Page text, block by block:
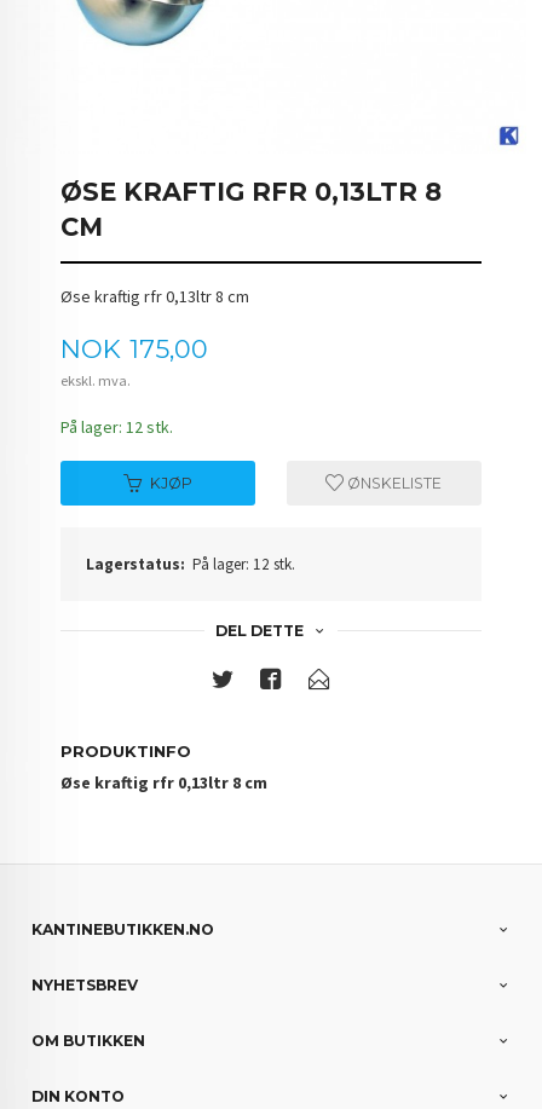
ØSE KRAFTIG RFR 0,13LTR 8
CM
Øse kraftig rfr 0,13ltr 8 cm
Pris
NOK 175,00
ekskl. mva.
På lager: 12 stk.
KJØP ØNSKELISTE
Lagerstatus: På lager: 12 stk.
DEL DETTE
PRODUKTINFO
Øse kraftig rfr 0,13ltr 8 cm
KANTINEBUTIKKEN.NO
NYHETSBREV
OM BUTIKKEN
DIN KONTO